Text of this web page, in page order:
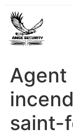
Agent
saint-